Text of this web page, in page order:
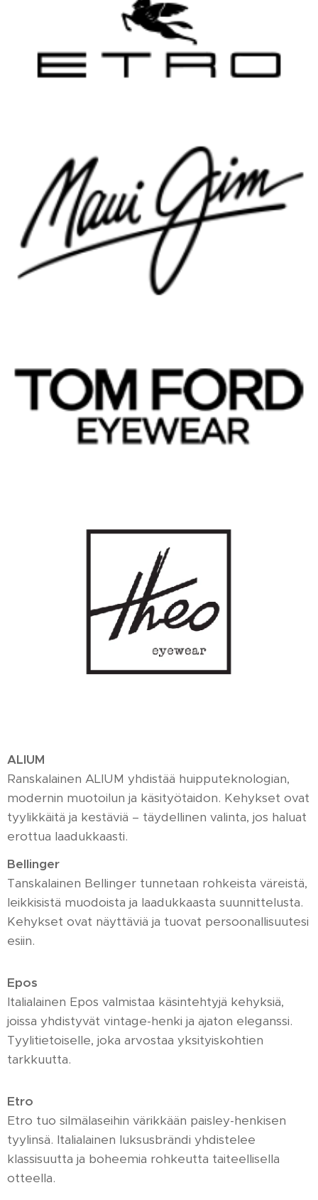
ALIUM
Ranskalainen ALIUM yhdistää huipputeknologian,
modernin muotoilun ja käsityötaidon. Kehykset ovat
tyylikkäitä ja kestäviä – täydellinen valinta, jos haluat
erottua laadukkaasti.
Bellinger
Tanskalainen Bellinger tunnetaan rohkeista väreistä,
leikkisistä muodoista ja laadukkaasta suunnittelusta.
Kehykset ovat näyttäviä ja tuovat persoonallisuutesi
esiin.
Epos
Italialainen Epos valmistaa käsintehtyjä kehyksiä,
joissa yhdistyvät vintage-henki ja ajaton eleganssi.
Tyylitietoiselle, joka arvostaa yksityiskohtien
tarkkuutta.
Etro
Etro tuo silmälaseihin värikkään paisley-henkisen
tyylinsä. Italialainen luksusbrändi yhdistelee
klassisuutta ja boheemia rohkeutta taiteellisella
otteella.